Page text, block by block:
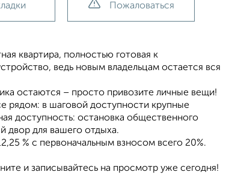
Пожаловаться
квартира, полностью готовая к
ведь новым владельцам остается вся
остаются – просто привозите личные вещи!
рядом: в шаговой доступности крупные
доступность: остановка общественного
двор для вашего отдыха.
% с первоначальным взносом всего 20%.
и записывайтесь на просмотр уже сегодня!